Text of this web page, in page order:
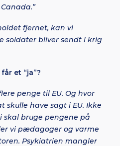
fjernet, kan vi
soldater bliver sendt i krig
et “ja”?
penge til EU. Og hvor
skulle have sagt i EU. Ikke
skal bruge pengene på
vi pædagoger og varme
Psykiatrien mangler